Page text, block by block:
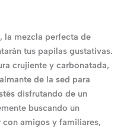
la mezcla perfecta de
tus papilas gustativas.
crujiente y carbonatada,
de la sed para
disfrutando de un
buscando un
amigos y familiares,